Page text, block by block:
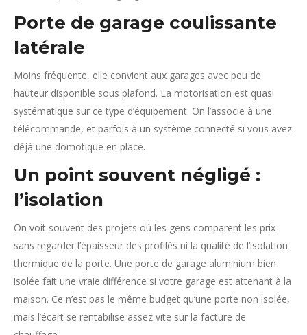
Porte de garage coulissante
latérale
Moins fréquente, elle convient aux garages avec peu de
hauteur disponible sous plafond. La motorisation est quasi
systématique sur ce type d’équipement. On l’associe à une
télécommande, et parfois à un système connecté si vous avez
déjà une domotique en place.
Un point souvent négligé :
l’isolation
On voit souvent des projets où les gens comparent les prix
sans regarder l’épaisseur des profilés ni la qualité de l’isolation
thermique de la porte. Une porte de garage aluminium bien
isolée fait une vraie différence si votre garage est attenant à la
maison. Ce n’est pas le même budget qu’une porte non isolée,
mais l’écart se rentabilise assez vite sur la facture de